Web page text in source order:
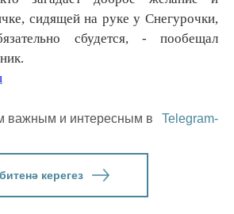
сидящей на руке у Снегурочки,
сбудется, - пообещал
важным и интересным в
Telegram-
керегез